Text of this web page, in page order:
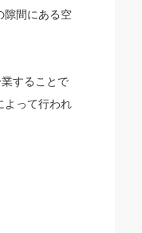
隙間にある空
することで
よって行われ